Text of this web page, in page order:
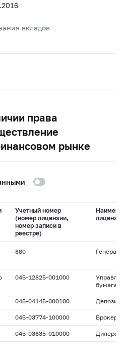
вкладов
права
рынке
Учетный номер
(номер лицензии,
номер записи в
реестре)
лицензии
880
045-12825-001000
045-04145-000100
045-03774-100000
045-03835-010000